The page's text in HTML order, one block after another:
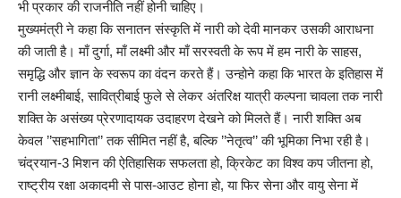
भी प्रकार की राजनीति नहीं होनी चाहिए।
मुख्यमंत्री ने कहा कि सनातन संस्कृति में नारी को देवी मानकर उसकी आराधना
की जाती है। माँ दुर्गा, माँ लक्ष्मी और माँ सरस्वती के रूप में हम नारी के साहस,
समृद्धि और ज्ञान के स्वरूप का वंदन करते हैं। उन्होने कहा कि भारत के इतिहास में
रानी लक्ष्मीबाई, सावित्रीबाई फुले से लेकर अंतरिक्ष यात्री कल्पना चावला तक नारी
शक्ति के असंख्य प्रेरणादायक उदाहरण देखने को मिलते हैं। नारी शक्ति अब
केवल ’’सहभागिता’’ तक सीमित नहीं है, बल्कि ’’नेतृत्व’’ की भूमिका निभा रही है।
चंद्रयान-3 मिशन की ऐतिहासिक सफलता हो, क्रिकेट का विश्व कप जीतना हो,
राष्ट्रीय रक्षा अकादमी से पास-आउट होना हो, या फिर सेना और वायु सेना में